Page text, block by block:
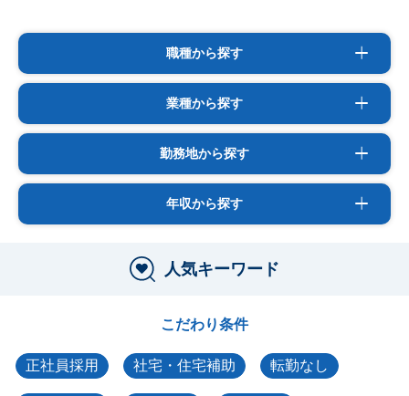
職種から探す
業種から探す
勤務地から探す
年収から探す
人気キーワード
こだわり条件
正社員採用 社宅・住宅補助 転勤なし